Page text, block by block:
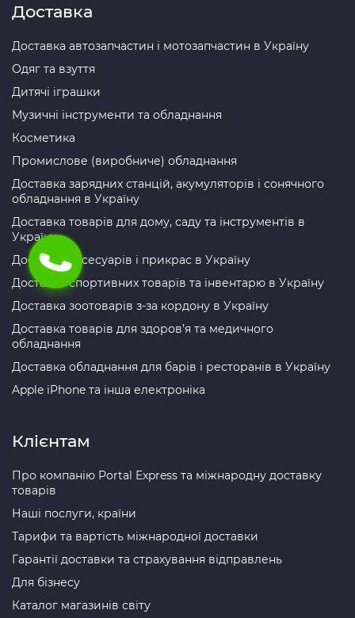
Доставка
Доставка автозапчастин і мотозапчастин в Україну
Одяг та взуття
Дитячі іграшки
Музичні інструменти та обладнання
Косметика
Промислове (виробниче) обладнання
Доставка зарядних станцій, акумуляторів і сонячного
обладнання в Україну
Доставка товарів для дому, саду та інструментів в
Україну
Доставка аксесуарів і прикрас в Україну
Доставка спортивних товарів та інвентарю в Україну
Доставка зоотоварів з-за кордону в Україну
Доставка товарів для здоров’я та медичного
обладнання
Доставка обладнання для барів і ресторанів в Україну
Apple iPhone та інша електроніка
Клієнтам
Про компанію Portal Express та міжнародну доставку
товарів
Наші послуги, країни
Тарифи та вартість міжнародної доставки
Гарантії доставки та страхування відправлень
Для бізнесу
Каталог магазинів світу